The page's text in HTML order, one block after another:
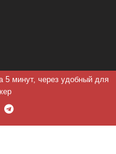
5 минут, через удобный для